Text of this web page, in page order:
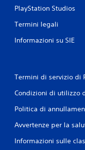
PlayStation Studios
Termini legali
Informazioni su SIE
Termini di servizio di
Condizioni di utilizzo
Politica di
Avvertenze per la
Informazioni sulle